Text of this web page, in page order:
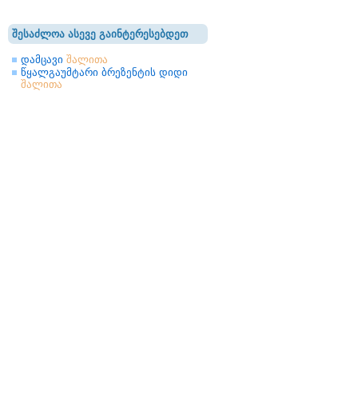
შესაძლოა ასევე გაინტერესებდეთ
დამცავი შალითა
წყალგაუმტარი ბრეზენტის დიდი
შალითა